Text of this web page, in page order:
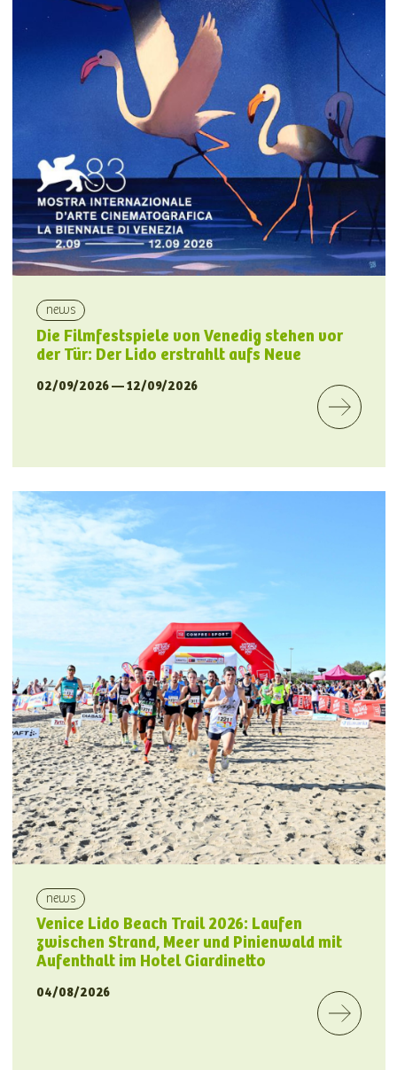
news
Die Filmfestspiele von Venedig stehen vor
der Tür: Der Lido erstrahlt aufs Neue
02/09/2026 — 12/09/2026
news
Venice Lido Beach Trail 2026: Laufen
zwischen Strand, Meer und Pinienwald mit
Aufenthalt im Hotel Giardinetto
04/08/2026